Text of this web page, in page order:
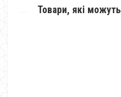
Товари, які